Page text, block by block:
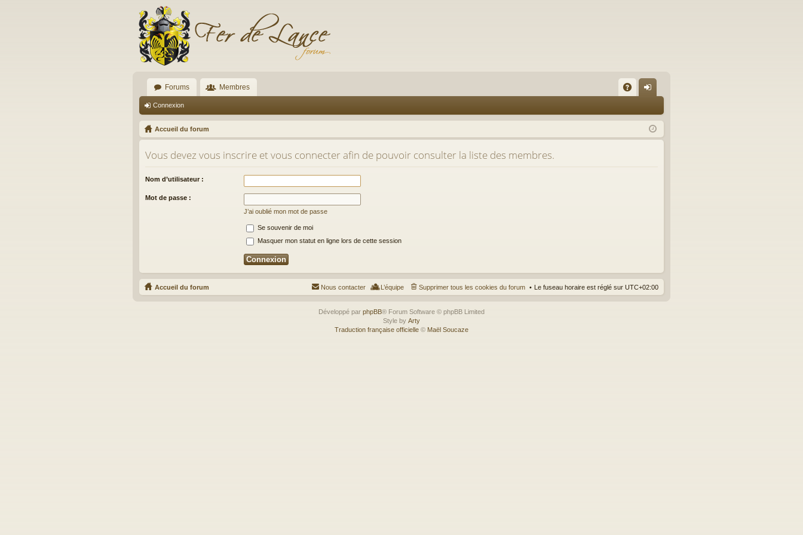
Forums Membres
Q ne
xi
Connexion
Accueil du forum
Vous devez vous inscrire et vous connecter afin de pouvoir consulter la liste des membres.
Nom d’utilisateur :
Mot de passe :
J’ai oublié mon mot de passe
Se souvenir de moi
Masquer mon statut en ligne lors de cette session
Accueil du forum Le fuseau horaire est réglé sur UTC+02:00
Supprimer tous les cookies du forum
L’équipe
Nous contacter
Développé par phpBB® Forum Software © phpBB Limited
Style by Arty
Traduction française officielle © Maël Soucaze